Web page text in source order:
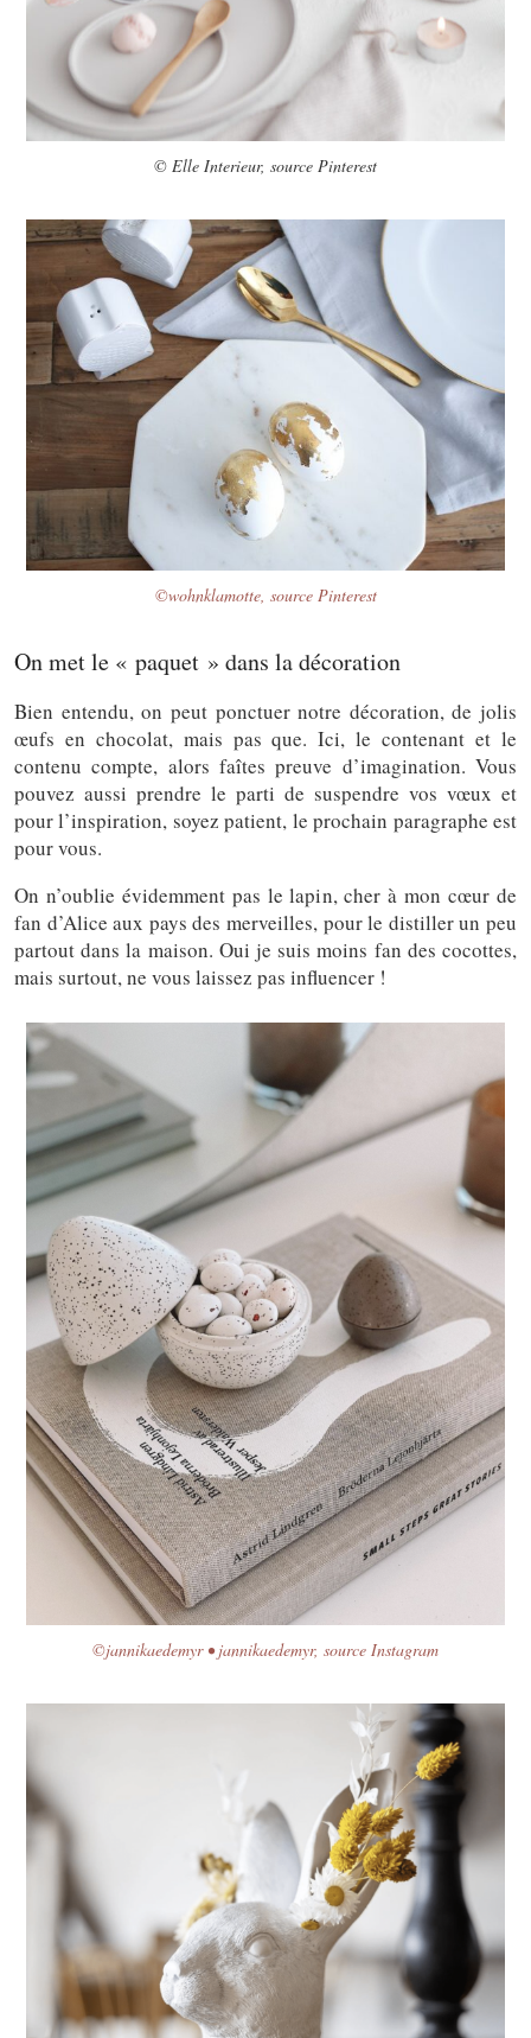
© Elle Interieur, source Pinterest
©wohnklamotte, source Pinterest
On met le « paquet » dans la décoration
Bien entendu, on peut ponctuer notre décoration, de jolis
œufs en chocolat, mais pas que. Ici, le contenant et le
contenu compte, alors faîtes preuve d’imagination. Vous
pouvez aussi prendre le parti de suspendre vos vœux et
pour l’inspiration, soyez patient, le prochain paragraphe est
pour vous.
On n’oublie évidemment pas le lapin, cher à mon cœur de
fan d’Alice aux pays des merveilles, pour le distiller un peu
partout dans la maison. Oui je suis moins fan des cocottes,
mais surtout, ne vous laissez pas influencer !
©jannikaedemyr • jannikaedemyr, source Instagram